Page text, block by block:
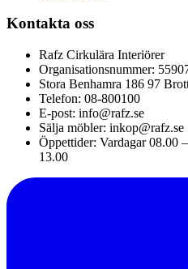
Kontakta oss
Rafz Cirkulära Interiörer
Organisationsnummer:
Stora Benhamra 186 97
Telefon: 08-800100
E-post: info@rafz.se
Sälja möbler: inkop@rafz.se
Öppettider: Vardagar 08.00
13.00